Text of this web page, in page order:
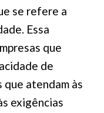
se refere a
Essa
que
de
atendam às
exigências